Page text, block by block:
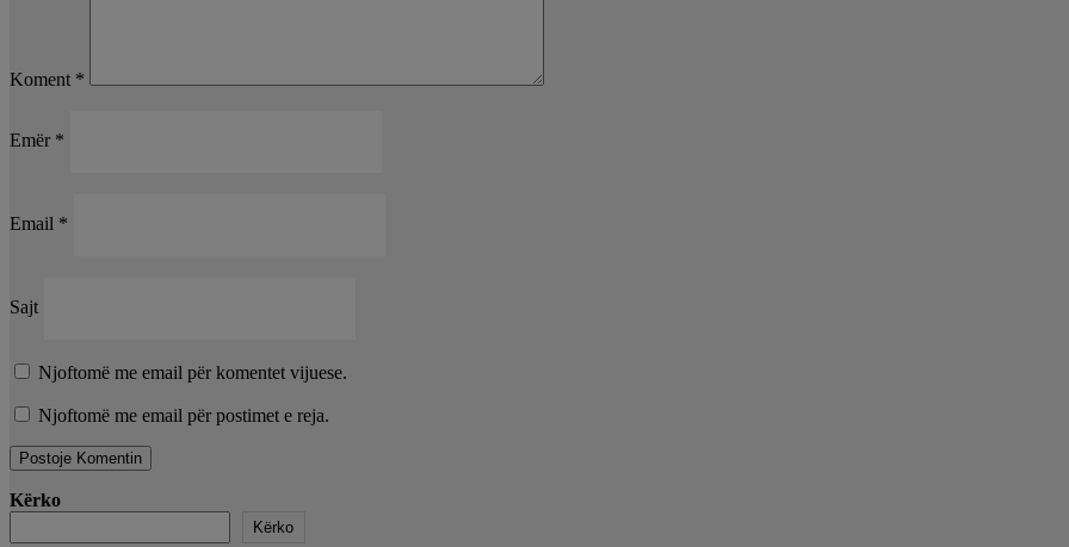
Koment *
Emër *
Email *
Sajt
Njoftomë me email për komentet vijuese.
Njoftomë me email për postimet e reja.
Kërko
Kërko